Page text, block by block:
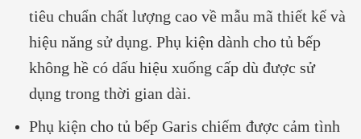
tiêu chuẩn chất lượng cao về mẫu mã thiết kế và
hiệu năng sử dụng. Phụ kiện dành cho tủ bếp
không hề có dấu hiệu xuống cấp dù được sử
dụng trong thời gian dài.
Phụ kiện cho tủ bếp Garis chiếm được cảm tình